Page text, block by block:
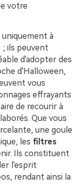
votre
à
ils peuvent
d'adopter des
d'Halloween,
vous
effrayants
de recourir à
Que vous
une goule
les filtres
Ils constituent
l'esprit
rendant ainsi la